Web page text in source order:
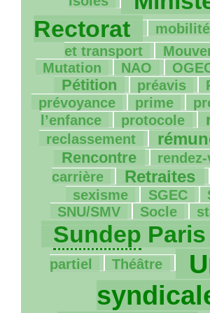
Rectorat
52/1269
et transport
55/1269
46/1269
Mutation
5/1269 NAO
96/1269
95/1269
336/1269
Pétition
113/1269 préavis
15/1269
111/1269
prévoyance
49/1269 prime
59/1269
l’enfance
5/1269 protocole
296/1269
97/1269
reclassement
544/1269
412/1269
Rencontre
115/1269
carrière
532/1269 Retraites
139/1269
183/1269
sexisme
12/1269 SGEC
57/1269
124/1269
SNU/SMV
13/1269 Socle
72/1269
1023/1269
Sundep Paris
5/1269
partiel
35/1269
Théâtre
1269/1269